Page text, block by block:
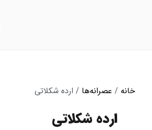
خانه / عصرانه‌ها / ارده شکلاتی
ارده شکلاتی